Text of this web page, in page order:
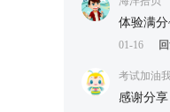
体验满分
01-16
考试加油
感谢分享